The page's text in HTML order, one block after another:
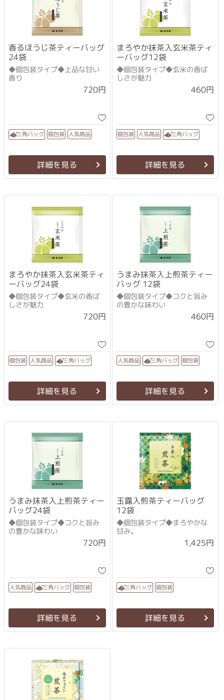
香るほうじ茶ティーバッグ
24袋
◆個包装タイプ◆上品な甘い
香り
720円
三角バッグ 個包装 人気商品
詳細を見る
まろやか抹茶入玄米茶ティ
ーバッグ12袋
◆個包装タイプ◆玄米の香ば
しさが魅力
460円
個包装 人気商品 三角バッグ
詳細を見る
まろやか抹茶入玄米茶ティ
ーバッグ24袋
◆個包装タイプ◆玄米の香ば
しさが魅力
720円
個包装 人気商品 三角バッグ
詳細を見る
うまみ抹茶入上煎茶ティー
バッグ 12袋
◆個包装タイプ◆コクと旨み
の豊かな味わい
460円
人気商品 三角バッグ 個包装
詳細を見る
うまみ抹茶入上煎茶ティー
バッグ24袋
◆個包装タイプ◆コクと旨み
の豊かな味わい
720円
人気商品 三角バッグ 個包装
詳細を見る
玉露入煎茶ティーバッグ
12袋
◆個包装タイプ◆まろやかな
甘み。
1,425円
三角バッグ 個包装
詳細を見る